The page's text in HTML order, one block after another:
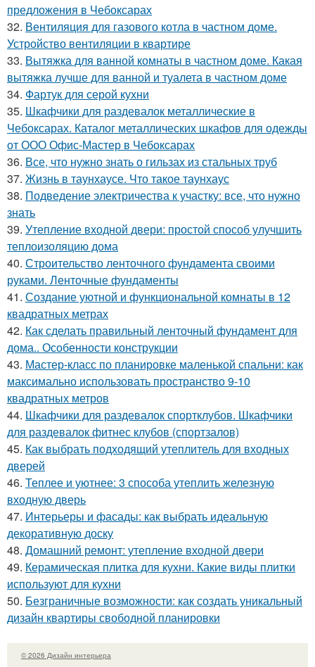
предложения в Чебоксарах
32. Вентиляция для газового котла в частном доме.
Устройство вентиляции в квартире
33. Вытяжка для ванной комнаты в частном доме. Какая
вытяжка лучше для ванной и туалета в частном доме
34. Фартук для серой кухни
35. Шкафчики для раздевалок металлические в
Чебоксарах. Каталог металлических шкафов для одежды
от ООО Офис-Мастер в Чебоксарах
36. Все, что нужно знать о гильзах из стальных труб
37. Жизнь в таунхаусе. Что такое таунхаус
38. Подведение электричества к участку: все, что нужно
знать
39. Утепление входной двери: простой способ улучшить
теплоизоляцию дома
40. Строительство ленточного фундамента своими
руками. Ленточные фундаменты
41. Создание уютной и функциональной комнаты в 12
квадратных метрах
42. Как сделать правильный ленточный фундамент для
дома.. Особенности конструкции
43. Мастер-класс по планировке маленькой спальни: как
максимально использовать пространство 9-10
квадратных метров
44. Шкафчики для раздевалок спортклубов. Шкафчики
для раздевалок фитнес клубов (спортзалов)
45. Как выбрать подходящий утеплитель для входных
дверей
46. Теплее и уютнее: 3 способа утеплить железную
входную дверь
47. Интерьеры и фасады: как выбрать идеальную
декоративную доску
48. Домашний ремонт: утепление входной двери
49. Керамическая плитка для кухни. Какие виды плитки
используют для кухни
50. Безграничные возможности: как создать уникальный
дизайн квартиры свободной планировки
© 2026 Дизайн интерьера